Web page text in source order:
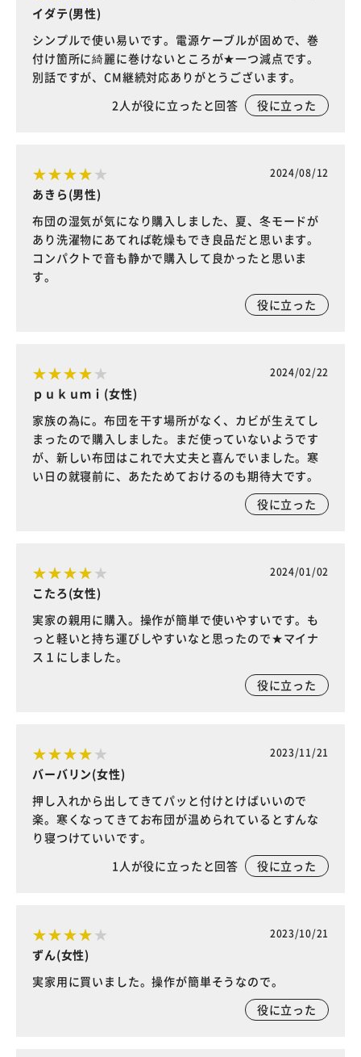
イダテ(男性)
シンプルで使い易いです。電源ケーブルが固めで、巻
付け箇所に綺麗に巻けないところが★一つ減点です。
別話ですが、CM継続対応ありがとうございます。
2人が役に立ったと回答 役に立った
2024/08/12
あきら(男性)
布団の湿気が気になり購入しました、夏、冬モードが
あり洗濯物にあてれば乾燥もでき良品だと思います。
コンパクトで音も静かで購入して良かったと思いま
す。
役に立った
2024/02/22
ｐｕｋｕｍｉ(女性)
家族の為に。布団を干す場所がなく、カビが生えてし
まったので購入しました。まだ使っていないようです
が、新しい布団はこれで大丈夫と喜んでいました。寒
い日の就寝前に、あたためておけるのも期待大です。
役に立った
2024/01/02
こたろ(女性)
実家の親用に購入。操作が簡単で使いやすいです。も
っと軽いと持ち運びしやすいなと思ったので★マイナ
ス１にしました。
役に立った
2023/11/21
バーバリン(女性)
押し入れから出してきてパッと付けとけばいいので
楽。寒くなってきてお布団が温められているとすんな
り寝つけていいです。
1人が役に立ったと回答 役に立った
2023/10/21
ずん(女性)
実家用に買いました。操作が簡単そうなので。
役に立った